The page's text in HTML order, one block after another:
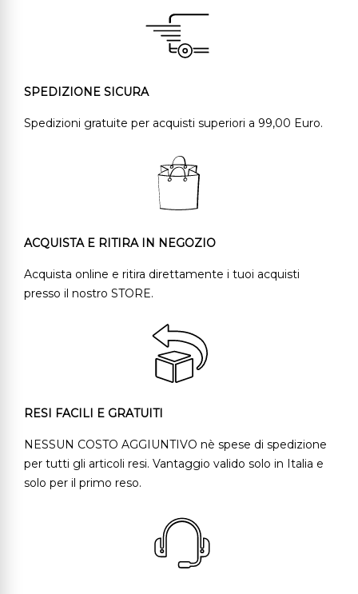
SPEDIZIONE SICURA
Spedizioni gratuite per acquisti superiori a 99,00 Euro.
ACQUISTA E RITIRA IN NEGOZIO
Acquista online e ritira direttamente i tuoi acquisti
presso il nostro STORE.
RESI FACILI E GRATUITI
NESSUN COSTO AGGIUNTIVO nè spese di spedizione
per tutti gli articoli resi. Vantaggio valido solo in Italia e
solo per il primo reso.